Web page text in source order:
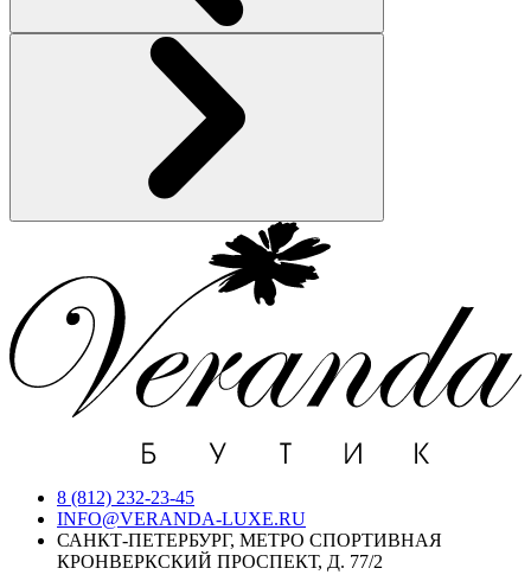
8 (812) 232-23-45
INFO@VERANDA-LUXE.RU
САНКТ-ПЕТЕРБУРГ, МЕТРО СПОРТИВНАЯ
КРОНВЕРКСКИЙ ПРОСПЕКТ, Д. 77/2